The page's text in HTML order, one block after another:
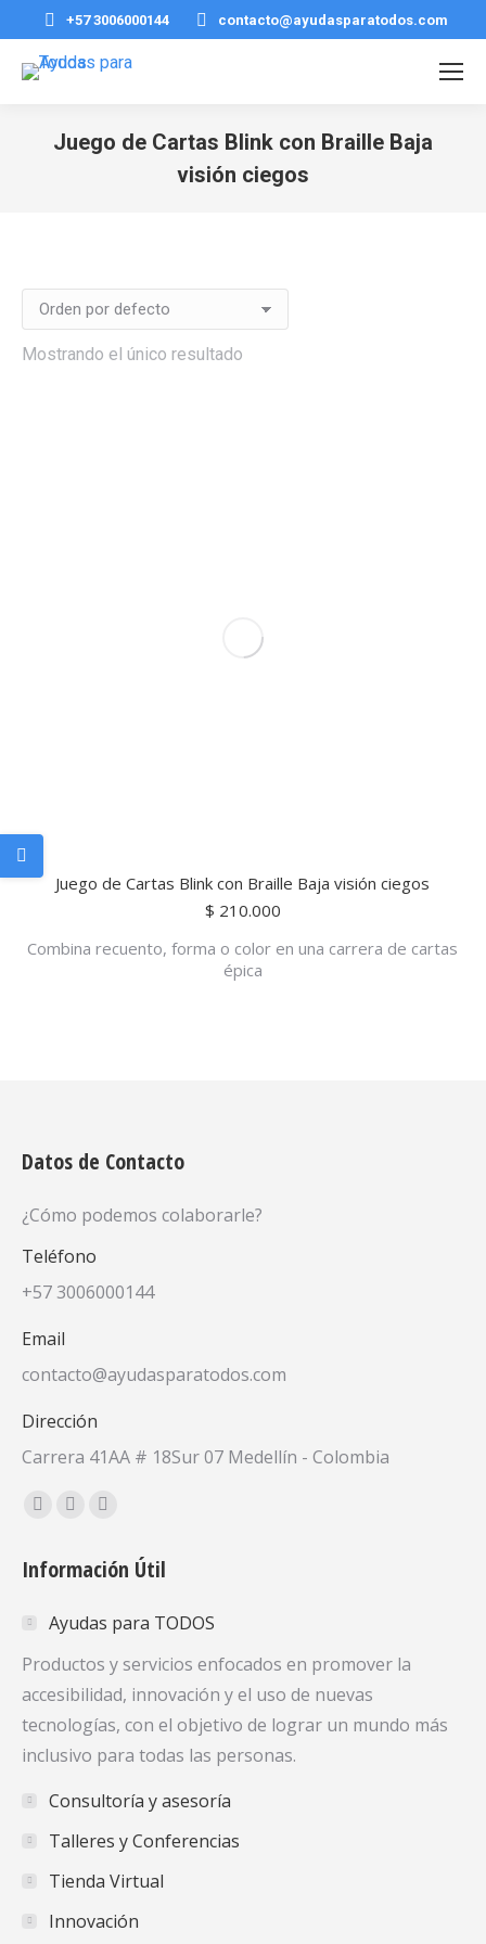
+57 3006000144 contacto@ayudasparatodos.com
Juego de Cartas Blink con Braille Baja
visión ciegos
Mostrando el único resultado
Juego de Cartas Blink con Braille Baja visión ciegos
$ 210.000
Combina recuento, forma o color en una carrera de cartas
épica
Datos de Contacto
¿Cómo podemos colaborarle?
Teléfono
+57 3006000144
Email
contacto@ayudasparatodos.com
Dirección
Carrera 41AA # 18Sur 07 Medellín - Colombia
Encuéntranos en:
Facebook
opens
new
window
X
opens
new
window
YouTube
opens
new
window
Información Útil
Ayudas para TODOS
Productos y servicios enfocados en promover la
accesibilidad, innovación y el uso de nuevas
tecnologías, con el objetivo de lograr un mundo más
inclusivo para todas las personas.
Consultoría y asesoría
Talleres y Conferencias
Tienda Virtual
Innovación